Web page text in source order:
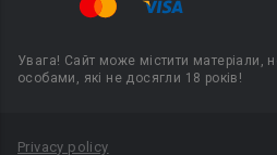
Увага! Сайт може містити матеріали,
особами, які не досягли 18 років!
Privacy policy